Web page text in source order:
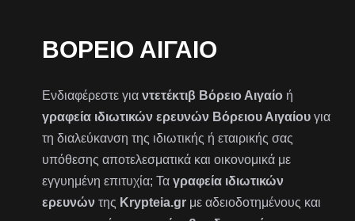
ΒΌΡΕΙΟ ΑΙΓΑΊΟ
Ενδιαφέρεστε γιαντετέκτιβ Βόρειο Αιγαίο ή
γραφεία ιδιωτικών ερευνών Βόρειου Αιγαίου για
τη διαλεύκανση της ιδιωτικής ή εταιρικής σας
υπόθεσης αποτελεσματικά και οικονομικά με
εγγυημένη επιτυχία; Ταγραφεία ιδιωτικών
ερευνών της Krypteia.gr με αδειοδοτημένους και